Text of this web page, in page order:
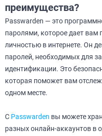
преимущества?
Passwarden — это
паролями, которое дает
личностью в интернете. Он
паролей, необходимых для
идентификации. Это
которая поможет вам
одном месте.
С Passwarden вы можете
разных онлайн-аккаунтов в